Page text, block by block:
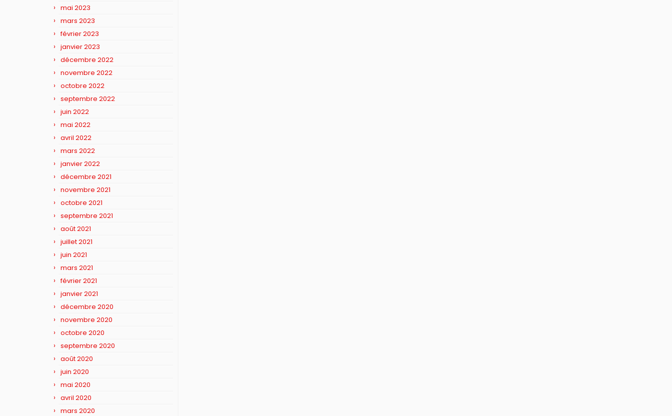
mai 2023
mars 2023
février 2023
janvier 2023
décembre 2022
novembre 2022
octobre 2022
septembre 2022
juin 2022
mai 2022
avril 2022
mars 2022
janvier 2022
décembre 2021
novembre 2021
octobre 2021
septembre 2021
août 2021
juillet 2021
juin 2021
mars 2021
février 2021
janvier 2021
décembre 2020
novembre 2020
octobre 2020
septembre 2020
août 2020
juin 2020
mai 2020
avril 2020
mars 2020